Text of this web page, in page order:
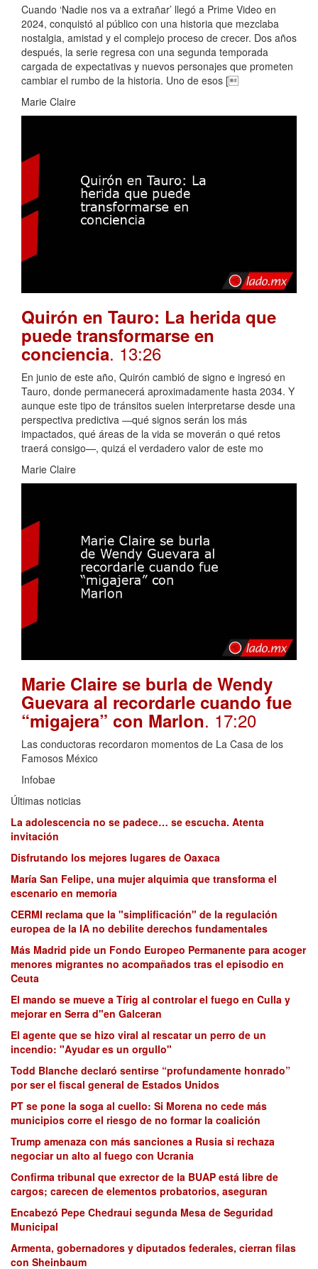
Cuando ‘Nadie nos va a extrañar’ llegó a Prime Video en
2024, conquistó al público con una historia que mezclaba
nostalgia, amistad y el complejo proceso de crecer. Dos años
después, la serie regresa con una segunda temporada
cargada de expectativas y nuevos personajes que prometen
cambiar el rumbo de la historia. Uno de esos [
Marie Claire
Quirón en Tauro: La herida que
puede transformarse en
conciencia. 13:26
En junio de este año, Quirón cambió de signo e ingresó en
Tauro, donde permanecerá aproximadamente hasta 2034. Y
aunque este tipo de tránsitos suelen interpretarse desde una
perspectiva predictiva —qué signos serán los más
impactados, qué áreas de la vida se moverán o qué retos
traerá consigo—, quizá el verdadero valor de este mo
Marie Claire
Marie Claire se burla de Wendy
Guevara al recordarle cuando fue
“migajera” con Marlon. 17:20
Las conductoras recordaron momentos de La Casa de los
Famosos México
Infobae
Últimas noticias
La adolescencia no se padece… se escucha. Atenta
invitación
Disfrutando los mejores lugares de Oaxaca
María San Felipe, una mujer alquimia que transforma el
escenario en memoria
CERMI reclama que la "simplificación" de la regulación
europea de la IA no debilite derechos fundamentales
Más Madrid pide un Fondo Europeo Permanente para acoger
menores migrantes no acompañados tras el episodio en
Ceuta
El mando se mueve a Tírig al controlar el fuego en Culla y
mejorar en Serra d"en Galceran
El agente que se hizo viral al rescatar un perro de un
incendio: "Ayudar es un orgullo"
Todd Blanche declaró sentirse “profundamente honrado”
por ser el fiscal general de Estados Unidos
PT se pone la soga al cuello: Si Morena no cede más
municipios corre el riesgo de no formar la coalición
Trump amenaza con más sanciones a Rusia si rechaza
negociar un alto al fuego con Ucrania
Confirma tribunal que exrector de la BUAP está libre de
cargos; carecen de elementos probatorios, aseguran
Encabezó Pepe Chedraui segunda Mesa de Seguridad
Municipal
Armenta, gobernadores y diputados federales, cierran filas
con Sheinbaum